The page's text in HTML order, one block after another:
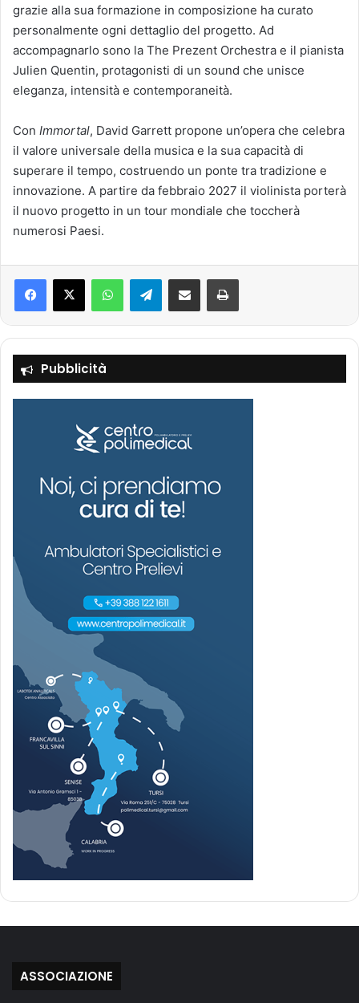
grazie alla sua formazione in composizione ha curato
personalmente ogni dettaglio del progetto. Ad
accompagnarlo sono la The Prezent Orchestra e il pianista
Julien Quentin, protagonisti di un sound che unisce
eleganza, intensità e contemporaneità.
Con Immortal, David Garrett propone un’opera che celebra
il valore universale della musica e la sua capacità di
superare il tempo, costruendo un ponte tra tradizione e
innovazione. A partire da febbraio 2027 il violinista porterà
il nuovo progetto in un tour mondiale che toccherà
numerosi Paesi.
Telegram
Pubblicità
ASSOCIAZIONE